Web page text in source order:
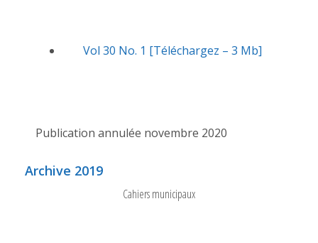
Vol 30 No. 1 [Téléchargez – 3 Mb]
Publication annulée novembre 2020
Archive 2019
Cahiers municipaux